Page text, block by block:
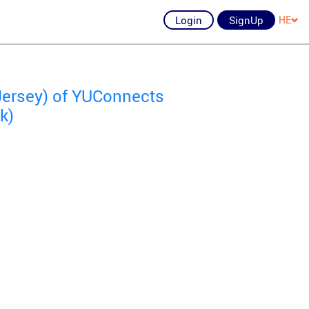
Login SignUp HE
of YUConnects